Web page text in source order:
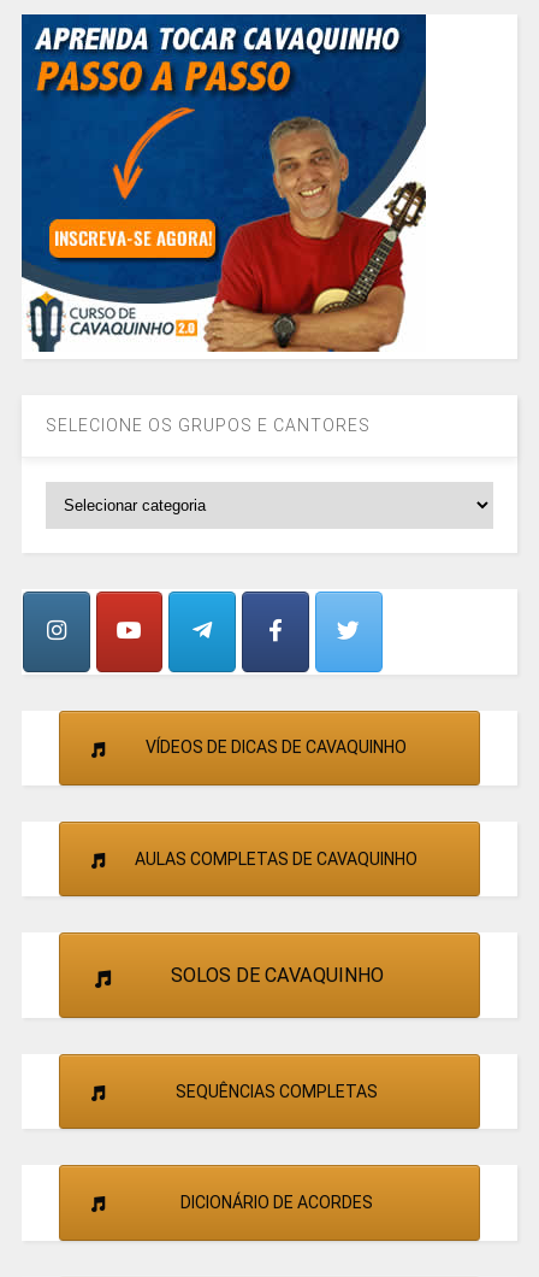
SELECIONE OS GRUPOS E CANTORES
CANTORES
VÍDEOS DE DICAS DE CAVAQUINHO
AULAS COMPLETAS DE CAVAQUINHO
SOLOS DE CAVAQUINHO
SEQUÊNCIAS COMPLETAS
DICIONÁRIO DE ACORDES